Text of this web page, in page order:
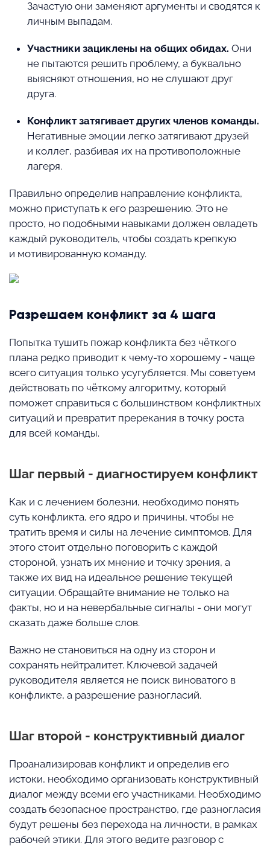
Зачастую они заменяют аргументы и сводятся к
личным выпадам.
Участники зациклены на общих обидах. Они
не пытаются решить проблему, а буквально
выясняют отношения, но не слушают друг
друга.
Конфликт затягивает других членов команды.
Негативные эмоции легко затягивают друзей
и коллег, разбивая их на противоположные
лагеря.
Правильно определив направление конфликта,
можно приступать к его разрешению. Это не
просто, но подобными навыками должен овладеть
каждый руководитель, чтобы создать крепкую
и мотивированную команду.
Разрешаем конфликт за 4 шага
Попытка тушить пожар конфликта без чёткого
плана редко приводит к чему-то хорошему - чаще
всего ситуация только усугубляется. Мы советуем
действовать по чёткому алгоритму, который
поможет справиться с большинством конфликтных
ситуаций и превратит пререкания в точку роста
для всей команды.
Шаг первый - диагностируем конфликт
Как и с лечением болезни, необходимо понять
суть конфликта, его ядро и причины, чтобы не
тратить время и силы на лечение симптомов. Для
этого стоит отдельно поговорить с каждой
стороной, узнать их мнение и точку зрения, а
также их вид на идеальное решение текущей
ситуации. Обращайте внимание не только на
факты, но и на невербальные сигналы - они могут
сказать даже больше слов.
Важно не становиться на одну из сторон и
сохранять нейтралитет. Ключевой задачей
руководителя является не поиск виноватого в
конфликте, а разрешение разногласий.
Шаг второй - конструктивный диалог
Проанализировав конфликт и определив его
истоки, необходимо организовать конструктивный
диалог между всеми его участниками. Необходимо
создать безопасное пространство, где разногласия
будут решены без перехода на личности, в рамках
рабочей этики. Для этого ведите разговор с